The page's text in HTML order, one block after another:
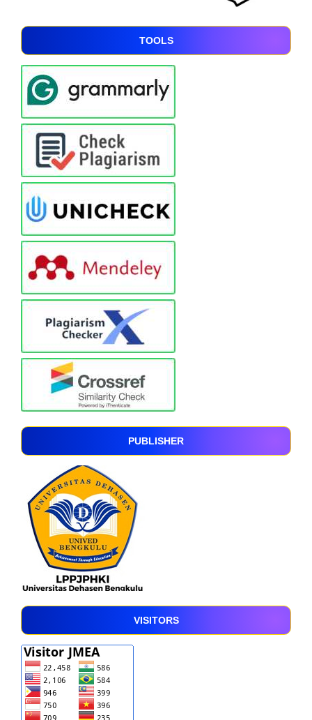
TOOLS
PUBLISHER
VISITORS